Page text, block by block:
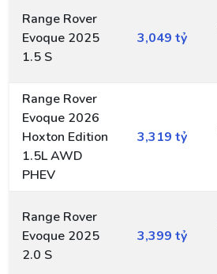
Range Rover
Evoque 2025
1.5 S
3,049 tỷ
Range Rover
Evoque 2026
Hoxton Edition
1.5L AWD
PHEV
3,319 tỷ
Range Rover
Evoque 2025
2.0 S
3,399 tỷ